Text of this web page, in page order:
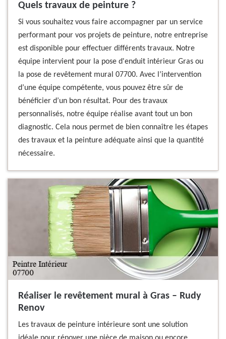
Quels travaux de peinture ?
Si vous souhaitez vous faire accompagner par un service
performant pour vos projets de peinture, notre entreprise
est disponible pour effectuer différents travaux. Notre
équipe intervient pour la pose d'enduit intérieur Gras ou
la pose de revêtement mural 07700. Avec l’intervention
d’une équipe compétente, vous pouvez être sûr de
bénéficier d’un bon résultat. Pour des travaux
personnalisés, notre équipe réalise avant tout un bon
diagnostic. Cela nous permet de bien connaître les étapes
des travaux et la peinture adéquate ainsi que la quantité
nécessaire.
Réaliser le revêtement mural à Gras – Rudy
Renov
Les travaux de peinture intérieure sont une solution